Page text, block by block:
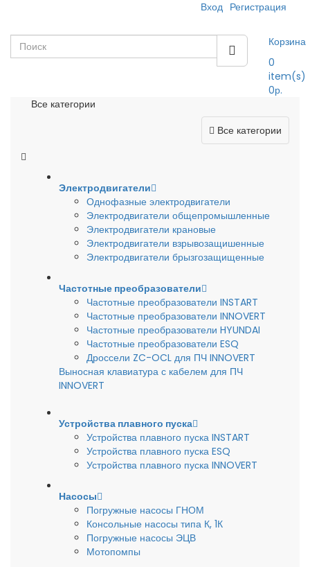
Вход Регистрация
Корзина
0
item(s)
0р.
Все категории
Все категории
Электродвигатели
Однофазные электродвигатели
Электродвигатели общепромышленные
Электродвигатели крановые
Электродвигатели взрывозащишенные
Электродвигатели брызгозащищенные
Частотные преобразователи
Частотные преобразователи INSTART
Частотные преобразователи INNOVERT
Частотные преобразователи HYUNDAI
Частотные преобразователи ESQ
Дроссели ZC-OCL для ПЧ INNOVERT
Выносная клавиатура с кабелем для ПЧ
INNOVERT
Устройства плавного пуска
Устройства плавного пуска INSTART
Устройства плавного пуска ESQ
Устройства плавного пуска INNOVERT
Насосы
Погружные насосы ГНОМ
Консольные насосы типа К, 1К
Погружные насосы ЭЦВ
Мотопомпы